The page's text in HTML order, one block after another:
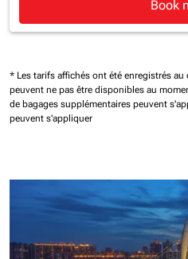
Book
* Les tarifs affichés ont été enregistrés
peuvent ne pas être disponibles au
de bagages supplémentaires peuvent
peuvent s'appliquer